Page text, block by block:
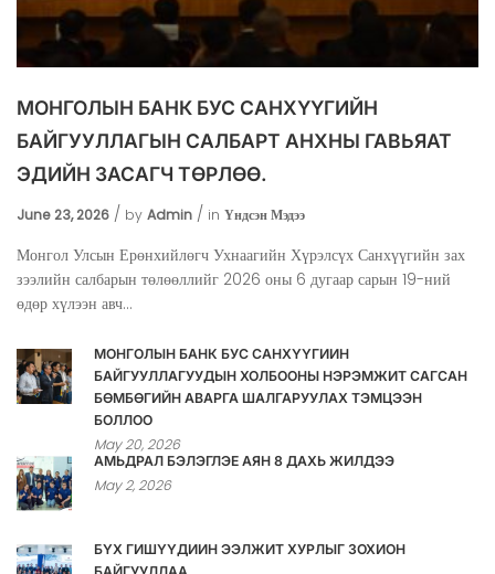
МОНГОЛЫН БАНК БУС САНХҮҮГИЙН
БАЙГУУЛЛАГЫН САЛБАРТ АНХНЫ ГАВЬЯАТ
ЭДИЙН ЗАСАГЧ ТӨРЛӨӨ.
June 23, 2026 by Admin in Үндсэн Мэдээ
Монгол Улсын Ерөнхийлөгч Ухнаагийн Хүрэлсүх Санхүүгийн зах
зээлийн салбарын төлөөллийг 2026 оны 6 дугаар сарын 19-ний
өдөр хүлээн авч...
МОНГОЛЫН БАНК БУС САНХҮҮГИЙН
БАЙГУУЛЛАГУУДЫН ХОЛБООНЫ НЭРЭМЖИТ САГСАН
БӨМБӨГИЙН АВАРГА ШАЛГАРУУЛАХ ТЭМЦЭЭН
БОЛЛОО
May 20, 2026
АМЬДРАЛ БЭЛЭГЛЭЕ АЯН 8 ДАХЬ ЖИЛДЭЭ
May 2, 2026
БҮХ ГИШҮҮДИЙН ЭЭЛЖИТ ХУРЛЫГ ЗОХИОН